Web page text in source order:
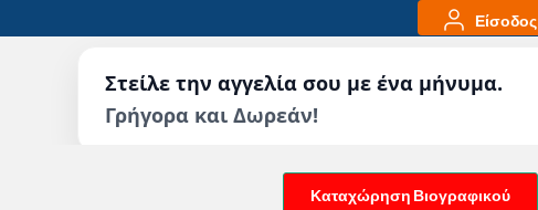
Είσοδος
Στείλε την αγγελία σου με ένα μήνυμα.
Γρήγορα και Δωρεάν!
Καταχώρηση Βιογραφικού